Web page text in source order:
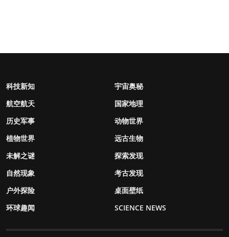
科技新知
宇宙奥秘
航空航天
国家地理
历史军事
动物世界
植物世界
远古生物
未解之谜
探索发现
自然现象
考古发现
户外探险
桌面壁纸
环球趣闻
SCIENCE NEWS